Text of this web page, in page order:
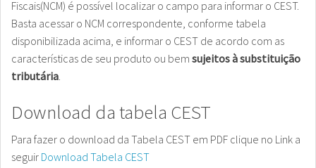
Fiscais(NCM) é possível localizar o campo para informar o CEST.
Basta acessar o NCM correspondente, conforme tabela
disponibilizada acima, e informar o CEST de acordo com as
características de seu produto ou bem sujeitos à substituição
tributária.
Download da tabela CEST
Para fazer o download da Tabela CEST em PDF clique no Link a
seguir Download Tabela CEST